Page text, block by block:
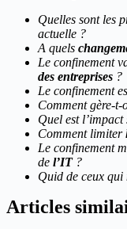
Quelles sont les
actuelle ?
A quels
Le confinement
des entreprises ?
Le confinement
Comment gère-t-
Quel est l’impact
Comment limiter
Le confinement
de l’IT?
Quid de ceux qui
Articles